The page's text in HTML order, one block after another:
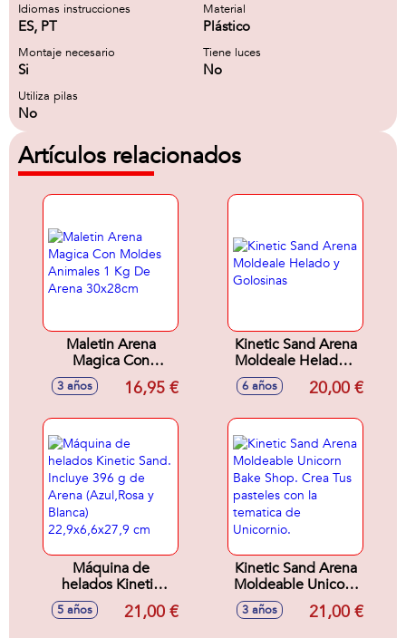
Idiomas instrucciones
ES, PT
Material
Plástico
Montaje necesario
Si
Tiene luces
No
Utiliza pilas
No
Artículos relacionados
Maletin Arena
Magica Con
Moldes Animales 1
Kg De Arena
3 años 16,95 €
Kinetic Sand Arena
Moldeale Helado y
Golosinas
6 años 20,00 €
Máquina de
helados Kinetic
Sand. Incluye 396 g
de Arena
5 años 21,00 €
Kinetic Sand Arena
Moldeable Unicorn
Bake Shop. Crea
Tus pasteles con la
3 años 21,00 €